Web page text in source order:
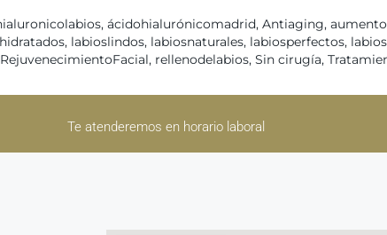
,ácidohialurónicomadrid,Antiaging,
, labioslindos, labiosnaturales, labiosperfectos,
RejuvenecimientoFacial, rellenodelabios, Sin cirugía,
Te atenderemos en horario laboral